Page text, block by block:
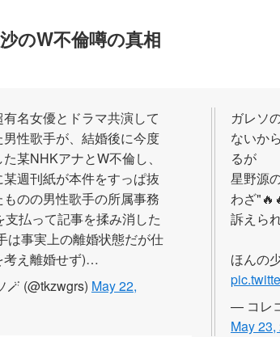
のW不倫噂の真相
有名女優とドラマ共演して
性歌手が、結婚後に今度
某NHKアナとW不倫し、
週刊紙が本件をすっぱ抜
ものの男性歌手の所属事務
支払って記事を揉み消した
は事実上の離婚状態だが仕
考え離婚せず)…
(@tkzwgrs) May 22,
ガレソ
ないか
るが
星野源
わざ
訴えら
ほんの
— コレ
May